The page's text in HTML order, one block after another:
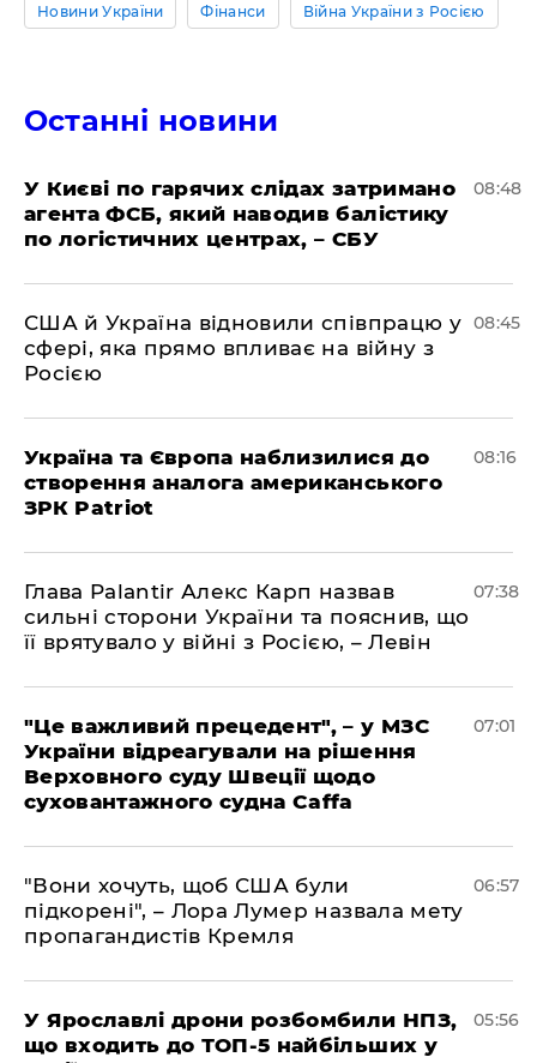
Новини України Фінанси Війна України з Росією
Останні новини
У Києві по гарячих слідах затримано
агента ФСБ, який наводив балістику
по логістичних центрах, – СБУ
08:48
США й Україна відновили співпрацю у
сфері, яка прямо впливає на війну з
Росією
08:45
Україна та Європа наблизилися до
створення аналога американського
ЗРК Patriot
08:16
Глава Palantir Алекс Карп назвав
сильні сторони України та пояснив, що
її врятувало у війні з Росією, – Левін
07:38
"Це важливий прецедент", – у МЗС
України відреагували на рішення
Верховного суду Швеції щодо
суховантажного судна Caffa
07:01
"Вони хочуть, щоб США були
підкорені", – Лора Лумер назвала мету
пропагандистів Кремля
06:57
У Ярославлі дрони розбомбили НПЗ,
що входить до ТОП-5 найбільших у
05:56